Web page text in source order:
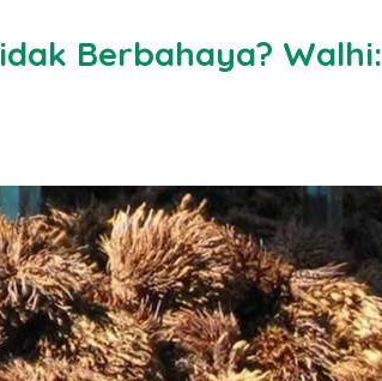
Berbahaya? Walhi: